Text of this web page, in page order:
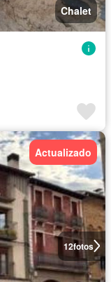
Chalet
12fotos
Actualizado